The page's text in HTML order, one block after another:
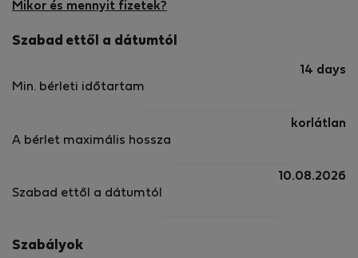
Mikor és mennyit fizetek?
Szabad ettől a dátumtól
Min. bérleti időtartam
14 days
A bérlet maximális hossza
korlátlan
Szabad ettől a dátumtól
10.08.2026
Szabályok